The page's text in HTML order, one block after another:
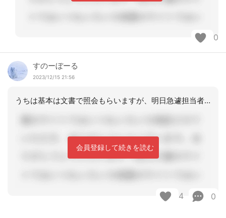
0
すのーぼーる
2023/12/15 21:56
うちは基本は文書で照会もらいますが、明日急遽担当者会議とか急な場合は電話で意見だ
会員登録して続きを読む
4 0